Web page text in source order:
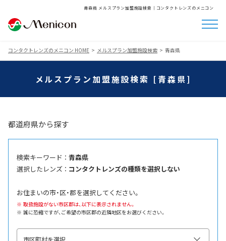
青森県 メルスプラン加盟施設検索│コンタクトレンズのメニコン
コンタクトレンズのメニコン HOME メルスプラン加盟施設検索 青森県
メルスプラン加盟施設検索 [青森県]
都道府県から探す
検索キーワード ： 青森県
選択したレンズ ： コンタクトレンズの種類を選択しない
お住まいの市・区・郡を選択してください。
取扱施設がない市区郡は、以下に表示されません。
誠に恐縮ですが、ご希望の市区郡の近隣地区をお選びください。